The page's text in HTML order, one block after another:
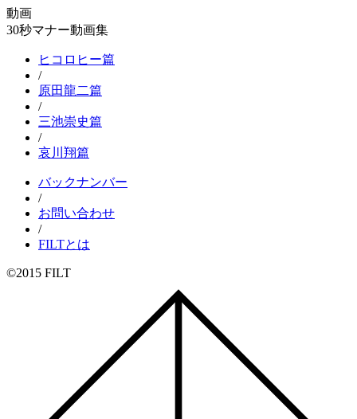
動画
30秒マナー動画集
ヒコロヒー篇
/
原田龍二篇
/
三池崇史篇
/
哀川翔篇
バックナンバー
/
お問い合わせ
/
FILTとは
©2015 FILT